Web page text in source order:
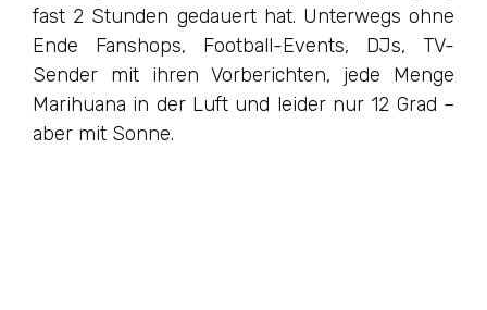
fast 2 Stunden gedauert hat. Unterwegs ohne
Ende Fanshops, Football-Events, DJs, TV-
Sender mit ihren Vorberichten, jede Menge
Marihuana in der Luft und leider nur 12 Grad –
aber mit Sonne.